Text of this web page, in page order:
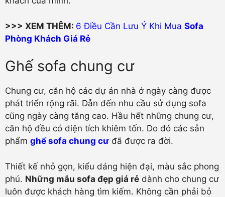
>>> XEM THÊM: 6 Điều Cần Lưu Ý Khi Mua Sofa
Phòng Khách Giá Rẻ
Ghế sofa chung cư
Chung cư, căn hộ các dự án nhà ở ngày càng được
phát triển rộng rãi. Dẫn đến nhu cầu sử dụng sofa
cũng ngày càng tăng cao. Hầu hết những chung cư,
căn hộ đều có diện tích khiêm tốn. Do đó các sản
phẩm ghế sofa chung cưđã được ra đời.
Thiết kế nhỏ gọn, kiểu dáng hiện đại, màu sắc phong
phú. Những mẫu sofa đẹp giá rẻ dành cho chung cư
luôn được khách hàng tìm kiếm. Không cần phải bỏ